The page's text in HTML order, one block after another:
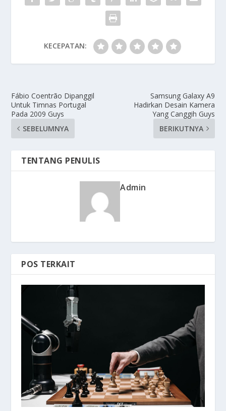
KECEPATAN:
Fábio Coentrão Dipanggil
Untuk Timnas Portugal
Pada 2009 Guys
SEBELUMNYA
Samsung Galaxy A9
Hadirkan Desain Kamera
Yang Canggih Guys
BERIKUTNYA
TENTANG PENULIS
Admin
POS TERKAIT